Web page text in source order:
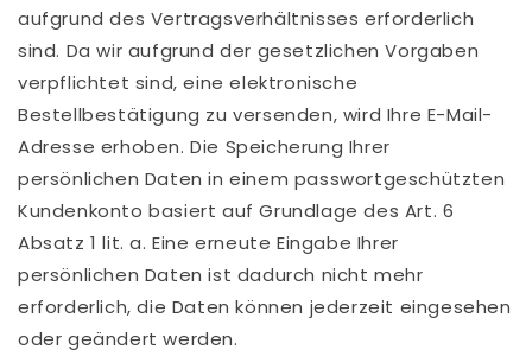
aufgrund des Vertragsverhältnisses erforderlich
sind. Da wir aufgrund der gesetzlichen Vorgaben
verpflichtet sind, eine elektronische
Bestellbestätigung zu versenden, wird Ihre E-Mail-
Adresse erhoben. Die Speicherung Ihrer
persönlichen Daten in einem passwortgeschützten
Kundenkonto basiert auf Grundlage des Art. 6
Absatz 1 lit. a. Eine erneute Eingabe Ihrer
persönlichen Daten ist dadurch nicht mehr
erforderlich, die Daten können jederzeit eingesehen
oder geändert werden.